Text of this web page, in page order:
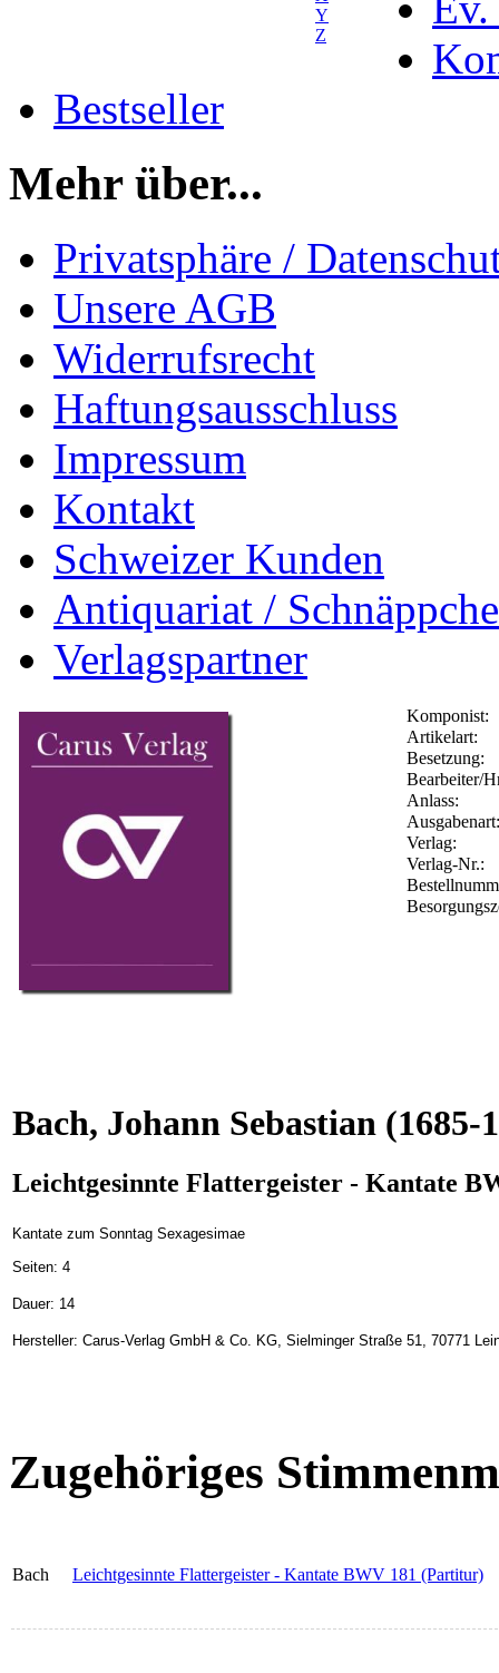
Y
Z
Bestseller
Mehr über...
Privatsphäre /
Unsere AGB
Widerrufsrecht
Haftungsausschluss
Impressum
Kontakt
Schweizer Kunden
Antiquariat /
Verlagspartner
Komponist:
Artikelart:
Besetzung:
Bearbeiter/
Anlass:
Ausgabenart:
Verlag:
Verlag-Nr.:
Bach, Johann Sebastian (1685-
Leichtgesinnte Flattergeister - Kantate
Kantate zum Sonntag Sexagesimae
Seiten: 4
Dauer: 14
Hersteller: Carus-Verlag GmbH & Co. KG, Sielminger Straße 51, 70771
Zugehöriges
Bach Leichtgesinnte Flattergeister - Kantate BWV 181 (Partitur)